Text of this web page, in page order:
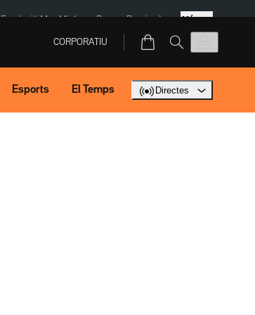
Fundació Mas Miró eBay Perpinyà Més
CORPORATIU
Esports El Temps Directes